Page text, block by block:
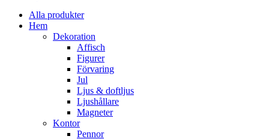
Alla produkter
Hem
Dekoration
Affisch
Figurer
Förvaring
Jul
Ljus & doftljus
Ljushållare
Magneter
Kontor
Pennor